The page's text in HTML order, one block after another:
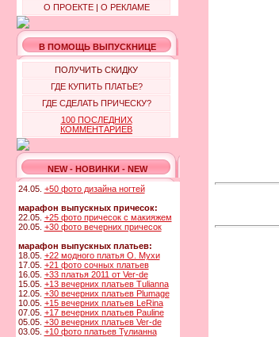
О ПРОЕКТЕ| О РЕКЛАМЕ
В ПОМОЩЬ ВЫПУСКНИЦЕ
ПОЛУЧИТЬ СКИДКУ
ГДЕ КУПИТЬ ПЛАТЬЕ?
ГДЕ СДЕЛАТЬ ПРИЧЕСКУ?
100 ПОСЛЕДНИХ
КОММЕНТАРИЕВ
NEW - НОВИНКИ - NEW
24.05. +50 фото дизайна ногтей
марафон выпускных причесок:
22.05. +25 фото причесок с макияжем
20.05. +30 фото вечерних причесок
марафон выпускных платьев:
18.05. +22 модного платья О. Мухи
17.05. +21 фото сочных платьев
16.05. +33 платья 2011 от Ver-de
15.05. +13 вечерних платьев Tulianna
12.05. +30 вечерних платьев Plumage
10.05. +15 вечерних платьев LeRina
07.05. +17 вечерних платьев Pauline
05.05. +30 вечерних платьев Ver-de
03.05. +10 фото платьев Тулианна